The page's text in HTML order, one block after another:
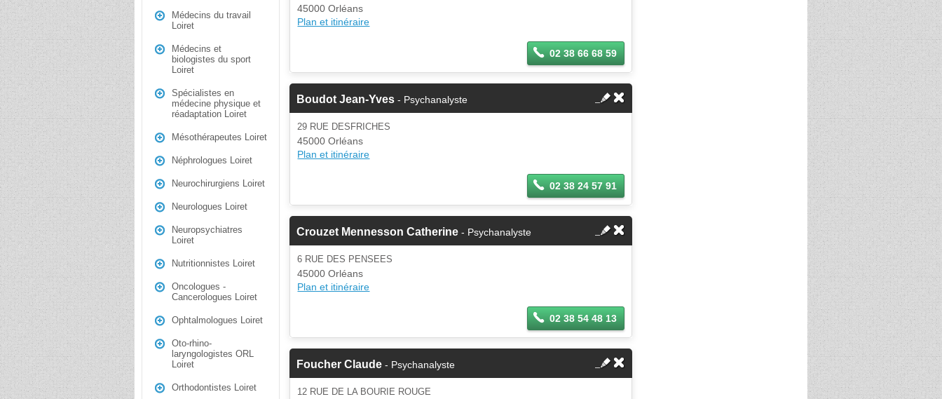
Médecins du travail
Loiret
Médecins et
biologistes du sport
Loiret
Spécialistes en
médecine physique et
réadaptation Loiret
Mésothérapeutes Loiret
Néphrologues Loiret
Neurochirurgiens Loiret
Neurologues Loiret
Neuropsychiatres
Loiret
Nutritionnistes Loiret
Oncologues -
Cancerologues Loiret
Ophtalmologues Loiret
Oto-rhino-
laryngologistes ORL
Loiret
Orthodontistes Loiret
45000 Orléans
Plan et itinéraire
02 38 66 68 59
Boudot Jean-Yves - Psychanalyste
29 RUE DESFRICHES
45000 Orléans
Plan et itinéraire
02 38 24 57 91
Crouzet Mennesson Catherine - Psychanalyste
6 RUE DES PENSEES
45000 Orléans
Plan et itinéraire
02 38 54 48 13
Foucher Claude - Psychanalyste
12 RUE DE LA BOURIE ROUGE